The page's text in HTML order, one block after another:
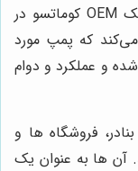
عنوان مثال، خرید یک پمپ هیدرولیک OEM کوماتسو در
که پمپ مورد
و عملکرد و دوام
فروشگاه‌ ها و
آن ‌ها به عنوان یک